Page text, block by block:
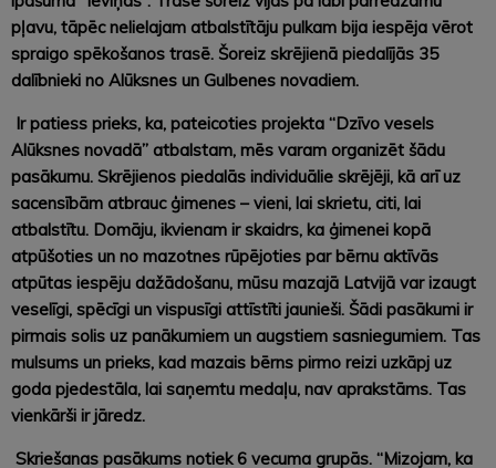
pļavu, tāpēc nelielajam atbalstītāju pulkam bija iespēja vērot
spraigo spēkošanos trasē. Šoreiz skrējienā piedalījās 35
dalībnieki no Alūksnes un Gulbenes novadiem.
Ir patiess prieks, ka, pateicoties projekta “Dzīvo vesels
Alūksnes novadā” atbalstam, mēs varam organizēt šādu
pasākumu. Skrējienos piedalās individuālie skrējēji, kā arī uz
sacensībām atbrauc ģimenes – vieni, lai skrietu, citi, lai
atbalstītu. Domāju, ikvienam ir skaidrs, ka ģimenei kopā
atpūšoties un no mazotnes rūpējoties par bērnu aktīvās
atpūtas iespēju dažādošanu, mūsu mazajā Latvijā var izaugt
veselīgi, spēcīgi un vispusīgi attīstīti jaunieši. Šādi pasākumi ir
pirmais solis uz panākumiem un augstiem sasniegumiem. Tas
mulsums un prieks, kad mazais bērns pirmo reizi uzkāpj uz
goda pjedestāla, lai saņemtu medaļu, nav aprakstāms. Tas
vienkārši ir jāredz.
Skriešanas pasākums notiek 6 vecuma grupās. “Mizojam, ka